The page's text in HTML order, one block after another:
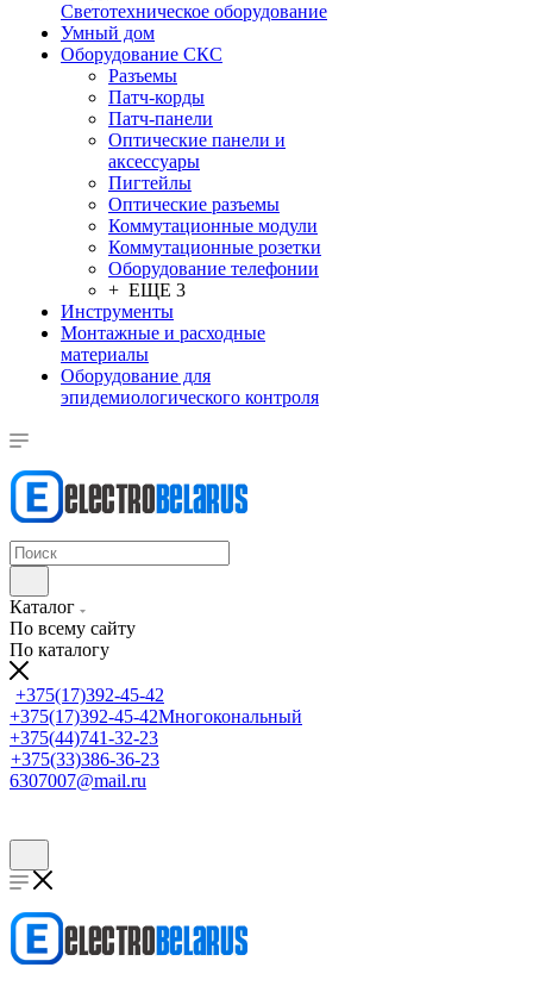
Светотехническое оборудование
Умный дом
Оборудование СКС
Разъемы
Патч-корды
Патч-панели
Оптические панели и
аксессуары
Пигтейлы
Оптические разъемы
Коммутационные модули
Коммутационные розетки
Оборудование телефонии
+ ЕЩЕ 3
Инструменты
Монтажные и расходные
материалы
Оборудование для
эпидемиологического контроля
Каталог
По всему сайту
По каталогу
+375(17)392-45-42
+375(17)392-45-42Многокональный
+375(44)741-32-23
+375(33)386-36-23
6307007@mail.ru